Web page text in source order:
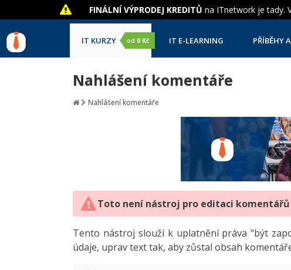
FINÁLNÍ VÝPRODEJ KREDITŮ na ITnetwork je tady.
IT KURZY od 0 Kč IT E-LEARNING PŘÍBĚHY
Nahlášení komentáře
Nahlášení komentáře
Toto není nástroj pro editaci komentářů
Tento nástroj slouží k uplatnění práva "být
údaje, uprav text tak, aby zůstal obsah